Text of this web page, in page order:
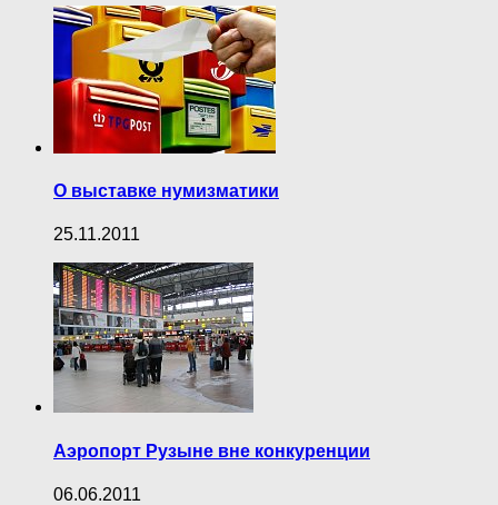
О выставке нумизматики
25.11.2011
Аэропорт Рузыне вне конкуренции
06.06.2011